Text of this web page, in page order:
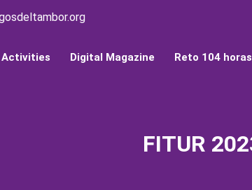
Activities Digital Magazine Reto 104 horas
FITUR